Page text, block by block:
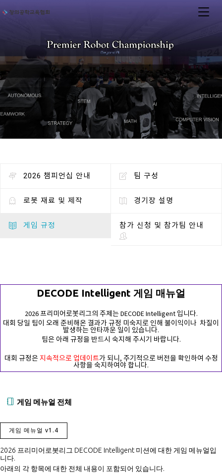
2026 챔피언십 안내 팀 구성
로봇 재료 및 제작 경기장 설명
게임 규정 참가 신청 및 참가팀 안내
DECODE Intelligent 게임 매뉴얼
2026 프리미어로봇리그의 주제는 DECODE Intelligent 입니다.
대회 당일 팀이 오래 준비해온 결과가 규정 미숙지로 인해 불이익이나 차질이
발생하는 안타까운 일이 있습니다.
팀은 아래 규정을 반드시 숙지해 주시기 바랍니다.
대회 규정은 지속적으로 업데이트가 되니, 주기적으로 버전을 확인하여 수정
사항을 숙지하여야 합니다.
게임 메뉴얼 전체
게임 메뉴얼 v1.4
2026 프리미어로봇리그 DECODE Intelligent 미션에 대한 게임 메뉴얼입
니다.
아래의 각 항목에 대한 전체 내용이 포함되어 있습니다.